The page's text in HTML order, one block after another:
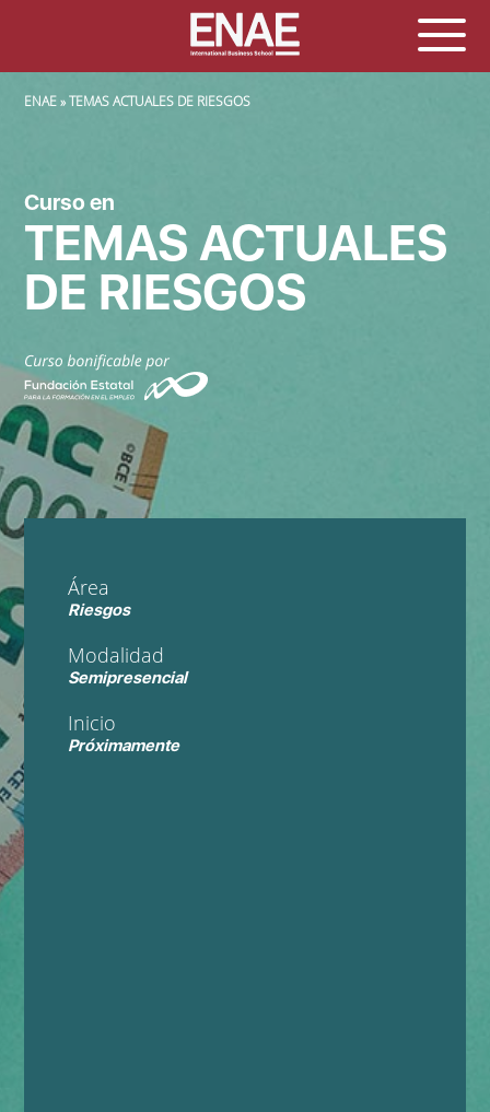
SOBRESCRIBIR ENLACES DE AYUDA A LA NAVEGACIÓN
ENAE TEMAS ACTUALES DE RIESGOS
Curso en
TEMAS ACTUALES
DE RIESGOS
Área
Riesgos
Modalidad
Semipresencial
Inicio
Próximamente